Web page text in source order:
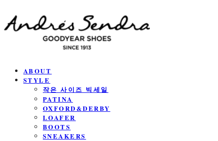
ABOUT
STYLE
작은 사이즈 빅세일
PATINA
OXFORD&DERBY
LOAFER
BOOTS
SNEAKERS